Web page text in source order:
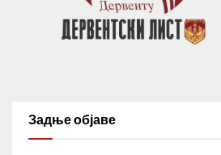
Задње објаве